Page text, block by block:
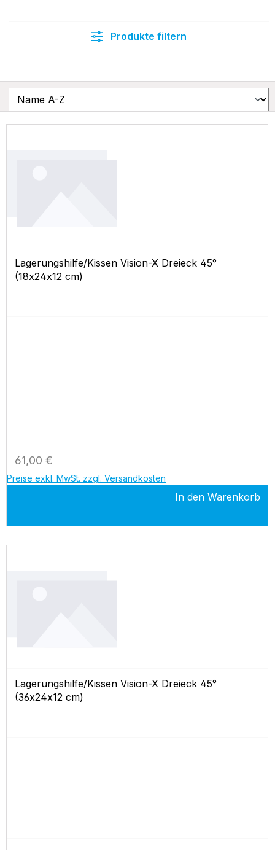
Produkte filtern
Lagerungshilfe/Kissen Vision-X Dreieck 45°
(18x24x12 cm)
Regulärer Preis:
61,00 €
Preise exkl. MwSt. zzgl. Versandkosten
In den Warenkorb
Lagerungshilfe/Kissen Vision-X Dreieck 45°
(36x24x12 cm)